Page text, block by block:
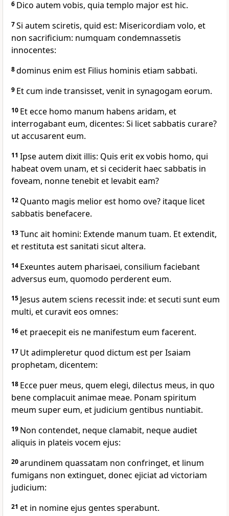
6 Dico autem vobis, quia templo major est hic.
7Si autem sciretis, quid est: Misericordiam volo, et
non sacrificium: numquam condemnassetis
innocentes:
8dominus enim est Filius hominis etiam sabbati.
9 Et cum inde transisset, venit in synagogam eorum.
10 Et ecce homo manum habens aridam, et
interrogabant eum, dicentes: Si licet sabbatis curare?
ut accusarent eum.
11 Ipse autem dixit illis: Quis erit ex vobis homo, qui
habeat ovem unam, et si ceciderit haec sabbatis in
foveam, nonne tenebit et levabit eam?
12 Quanto magis melior est homo ove? itaque licet
sabbatis benefacere.
13Tunc ait homini: Extende manum tuam. Et extendit,
et restituta est sanitati sicut altera.
14 Exeuntes autem pharisaei, consilium faciebant
adversus eum, quomodo perderent eum.
15 Jesus autem sciens recessit inde: et secuti sunt eum
multi, et curavit eos omnes:
16et praecepit eis ne manifestum eum facerent.
17 Ut adimpleretur quod dictum est per Isaiam
prophetam, dicentem:
18 Ecce puer meus, quem elegi, dilectus meus, in quo
bene complacuit animae meae. Ponam spiritum
meum super eum, et judicium gentibus nuntiabit.
19 Non contendet, neque clamabit, neque audiet
aliquis in plateis vocem ejus:
20arundinem quassatam non confringet, et linum
fumigans non extinguet, donec ejiciat ad victoriam
judicium:
21 et in nomine ejus gentes sperabunt.